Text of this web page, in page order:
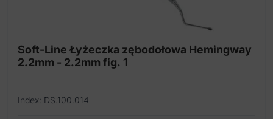
Dłuta płaskie i żłobowe oraz Osteotomy
Upychadło do tamponów
Soft-Line Łyżeczka zębodołowa Hemingway
2.2mm - 2.2mm fig. 1
Index: DS.100.014